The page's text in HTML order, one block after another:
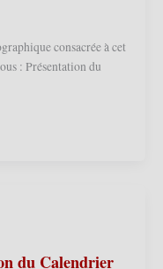
consacrée à cet
: Présentation du
du Calendrier